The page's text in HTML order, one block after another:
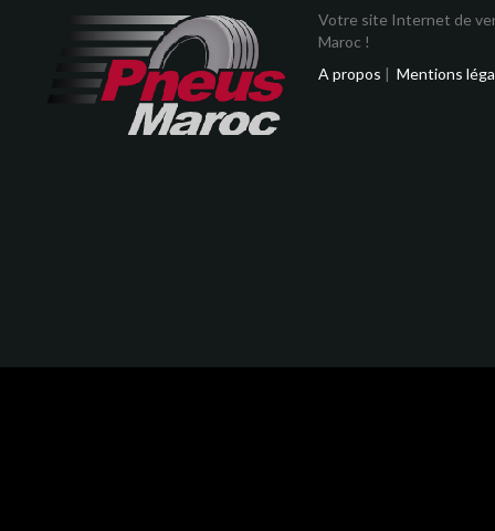
Votre site Internet de
Maroc !
A propos | Mentions